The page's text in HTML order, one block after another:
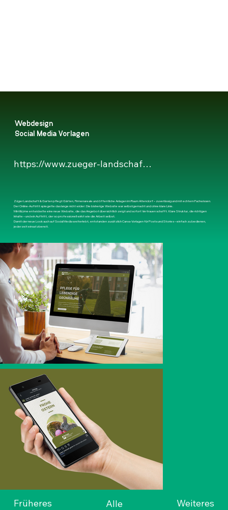
Früheres
Alle
Weiteres
Webdesign
Social Media Vorlagen
https://www.zueger-landschaft-garten.ch/
Züger Landschaft & Garten pflegt Gärten, Firmenareale und öffentliche Anlagen im Raum Altendorf – zuverlässig und mit echtem Fachwissen.
Der Online-Auftritt spiegelte das lange nicht wider: Die bisherige Website war selbstgemacht und ohne klare Linie.
Mint&Lime entwickelte eine neue Website, die das Angebot übersichtlich zeigt und sofort Vertrauen schafft. Klare Struktur, die richtigen
Inhalte – und ein Auftritt, der so professionell wirkt wie die Arbeit selbst.
Damit der neue Look auch auf Social Media weiterlebt, entstanden zusätzlich Canva-Vorlagen für Posts und Stories – einfach zu bedienen,
jederzeit einsatzbereit.